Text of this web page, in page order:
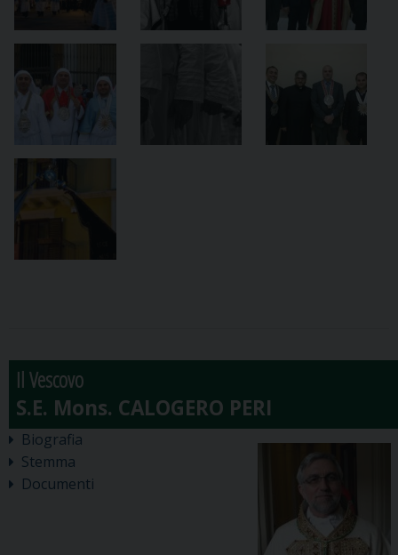
Il Vescovo
Biografia
Stemma
Documenti